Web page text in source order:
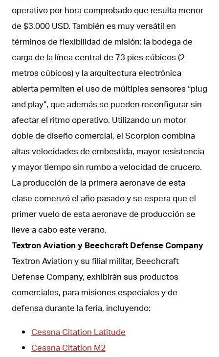
operativo por hora comprobado que resulta menor
de $3.000 USD. También es muy versátil en
términos de flexibilidad de misión: la bodega de
carga de la línea central de 73 pies cúbicos (2
metros cúbicos) y la arquitectura electrónica
abierta permiten el uso de múltiples sensores “plug
and play”, que además se pueden reconfigurar sin
afectar el ritmo operativo. Utilizando un motor
doble de diseño comercial, el Scorpion combina
altas velocidades de embestida, mayor resistencia
y mayor tiempo sin rumbo a velocidad de crucero.
La producción de la primera aeronave de esta
clase comenzó el año pasado y se espera que el
primer vuelo de esta aeronave de producción se
lleve a cabo este verano.
Textron Aviation y Beechcraft Defense Company
Textron Aviation y su filial militar, Beechcraft
Defense Company, exhibirán sus productos
comerciales, para misiones especiales y de
defensa durante la feria, incluyendo:
Cessna Citation Latitude
Cessna Citation M2